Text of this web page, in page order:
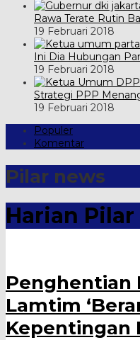
Rawa Terate Rutin
19 Februari 2018
Ini Dia Hubungan
19 Februari 2018
Strategi PPP
19 Februari 2018
Populer
Komentar
Pilar news
Harian Pilar
Penghentian
Lamtim
Kepentingan